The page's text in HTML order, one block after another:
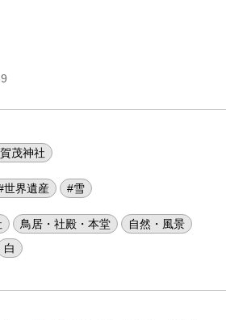
賀茂神社
世界遺産 #雪
鳥居・社殿・本堂
自然・風景
白